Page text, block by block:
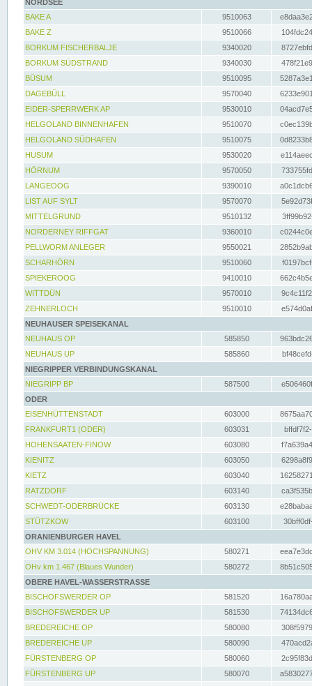
NORDSEE
BAKE A
9510063
BAKE Z
9510066
BORKUM FISCHERBALJE
9340020
BORKUM SÜDSTRAND
9340030
BÜSUM
9510095
DAGEBÜLL
9570040
EIDER-SPERRWERK AP
9530010
HELGOLAND BINNENHAFEN
9510070
HELGOLAND SÜDHAFEN
9510075
HUSUM
9530020
HÖRNUM
9570050
LANGEOOG
9390010
LIST AUF SYLT
9570070
MITTELGRUND
9510132
NORDERNEY RIFFGAT
9360010
PELLWORM ANLEGER
9550021
SCHARHÖRN
9510060
SPIEKEROOG
9410010
WITTDÜN
9570010
ZEHNERLOCH
9510010
NEUHAUSER SPEISEKANAL
NEUHAUS OP
585850
NEUHAUS UP
585860
NIEGRIPPER VERBINDUNGSKANAL
NIEGRIPP BP
587500
ODER
EISENHÜTTENSTADT
603000
FRANKFURT1 (ODER)
603031
HOHENSAATEN-FINOW
603080
KIENITZ
603050
KIETZ
603040
RATZDORF
603140
SCHWEDT-ODERBRÜCKE
603130
STÜTZKOW
603100
ORANIENBURGER HAVEL
OHV KM 3.014 (HOCHSPANNUNG)
580271
OHv km 1.467 (Blaues Wunder)
580272
OBERE HAVEL-WASSERSTRASSE
BISCHOFSWERDER OP
581520
BISCHOFSWERDER UP
581530
BREDEREICHE OP
580080
BREDEREICHE UP
580090
FÜRSTENBERG OP
580060
FÜRSTENBERG UP
580070